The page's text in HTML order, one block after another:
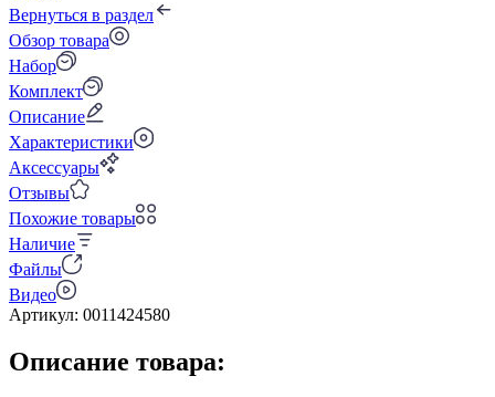
Вернуться в раздел
Обзор товара
Набор
Комплект
Описание
Характеристики
Аксессуары
Отзывы
Похожие товары
Наличие
Файлы
Видео
Артикул: 0011424580
Описание товара: